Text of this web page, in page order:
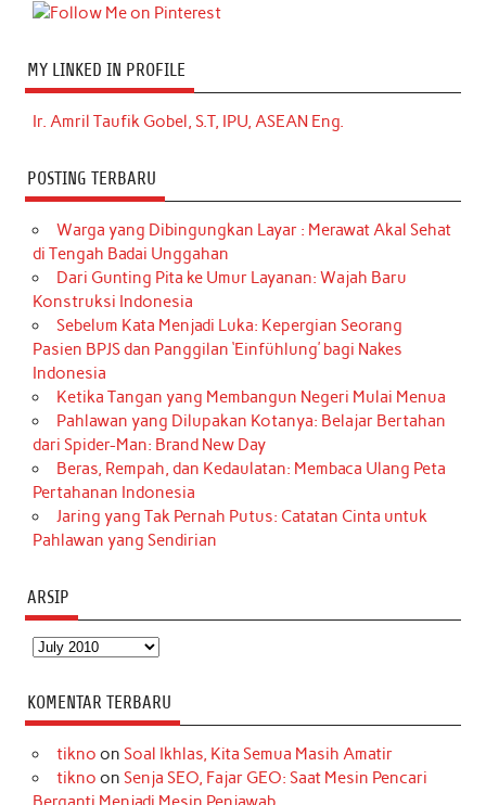
MY LINKED IN PROFILE
Ir. Amril Taufik Gobel, S.T, IPU, ASEAN Eng.
POSTING TERBARU
Warga yang Dibingungkan Layar : Merawat Akal Sehat
di Tengah Badai Unggahan
Dari Gunting Pita ke Umur Layanan: Wajah Baru
Konstruksi Indonesia
Sebelum Kata Menjadi Luka: Kepergian Seorang
Pasien BPJS dan Panggilan ‘Einfühlung’ bagi Nakes
Indonesia
Ketika Tangan yang Membangun Negeri Mulai Menua
Pahlawan yang Dilupakan Kotanya: Belajar Bertahan
dari Spider-Man: Brand New Day
Beras, Rempah, dan Kedaulatan: Membaca Ulang Peta
Pertahanan Indonesia
Jaring yang Tak Pernah Putus: Catatan Cinta untuk
Pahlawan yang Sendirian
ARSIP
Arsip
KOMENTAR TERBARU
tikno on Soal Ikhlas, Kita Semua Masih Amatir
tikno on Senja SEO, Fajar GEO: Saat Mesin Pencari